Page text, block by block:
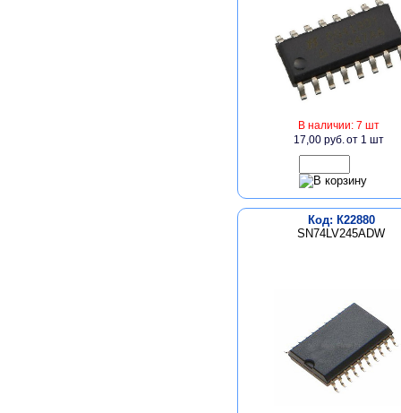
В наличии: 7 шт
17,00 руб.от 1 шт
Код: К22880
SN74LV245ADW